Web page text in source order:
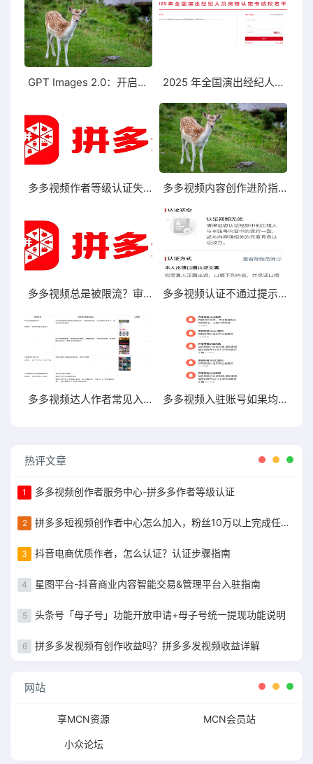
GPT Images 2.0：开启智能图像生成的新纪元 2025 年全国演出经纪人员资格认定考试报名时间
多多视频作者等级认证失败提示内容为低成本 多多视频内容创作进阶指南
多多视频总是被限流？审核总是不通过？来平台审核规范自查一下视频违规红线吧！ 多多视频认证不通过提示认证视频无效
多多视频达人作者常见入驻驳回问题 多多视频入驻账号如果均播不到1w、均赞不到100，账号质量较差，是无法通过审核的
热评文章
1 多多视频创作者服务中心-拼多多作者等级认证
2 拼多多短视频创作者中心怎么加入，粉丝10万以上完成任务获得现金补贴
3 抖音电商优质作者，怎么认证？认证步骤指南
4 星图平台-抖音商业内容智能交易&管理平台入驻指南
5 头条号「母子号」功能开放申请+母子号统一提现功能说明
6 拼多多发视频有创作收益吗？拼多多发视频收益详解
网站
享MCN资源 MCN会员站
小众论坛